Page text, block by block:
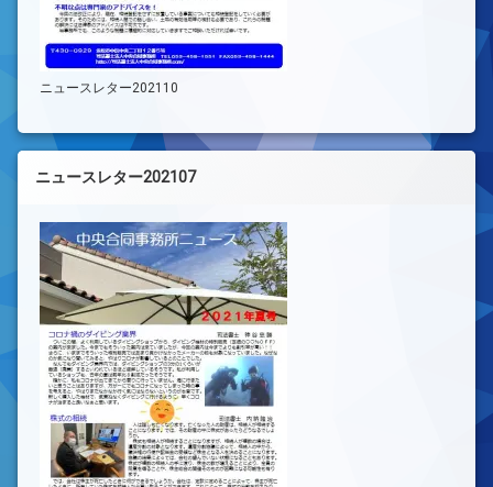
ニュースレター202110
ニュースレター202107